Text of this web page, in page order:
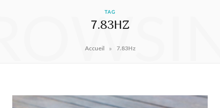
TAG
7.83HZ
Accueil » 7.83Hz